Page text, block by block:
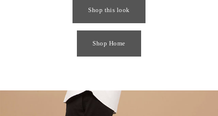
Shop this look
Shop Home